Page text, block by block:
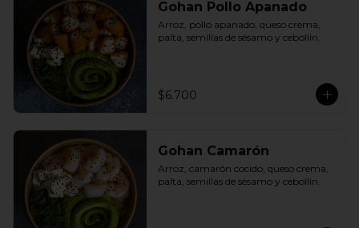
Gohan Pollo Apanado
Arroz, pollo apanado, queso crema,
palta, semillas de sésamo y cebollín.
$6.700
Gohan Camarón
Arroz, camarón cocido, queso crema,
palta, semillas de sésamo y cebollín.